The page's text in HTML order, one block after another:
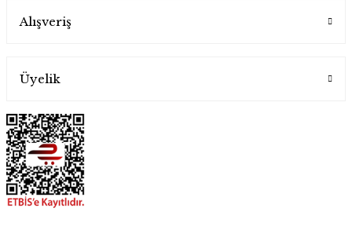
Alışveriş
Üyelik